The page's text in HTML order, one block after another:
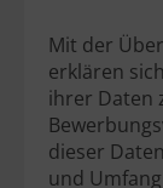
Mit der
erklären
ihrer Daten
dieser
und